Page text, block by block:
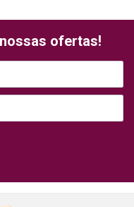
ofertas!